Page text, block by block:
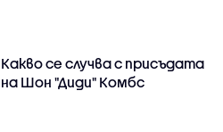
Какво се случва с присъдата
на Шон "Диди" Комбс